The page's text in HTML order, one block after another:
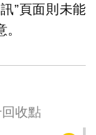
”頁面則未能
收點